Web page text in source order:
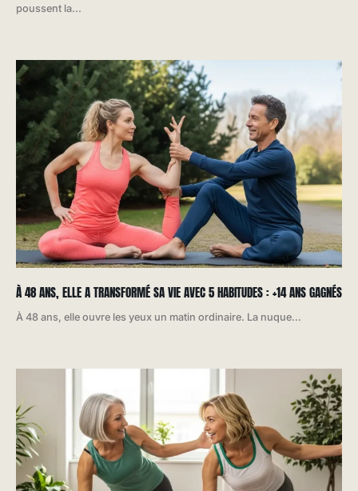
poussent la...
À 48 ANS, ELLE A TRANSFORMÉ SA VIE AVEC 5 HABITUDES : +14 ANS GAGNÉS
À 48 ans, elle ouvre les yeux un matin ordinaire. La nuque...